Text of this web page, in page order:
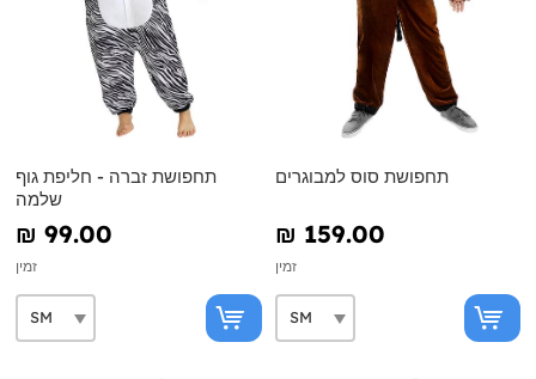
תחפושת זברה - חליפת גוף
שלמה
₪‎ 99.00
זמין
תחפושת סוס למבוגרים
₪‎ 159.00
זמין